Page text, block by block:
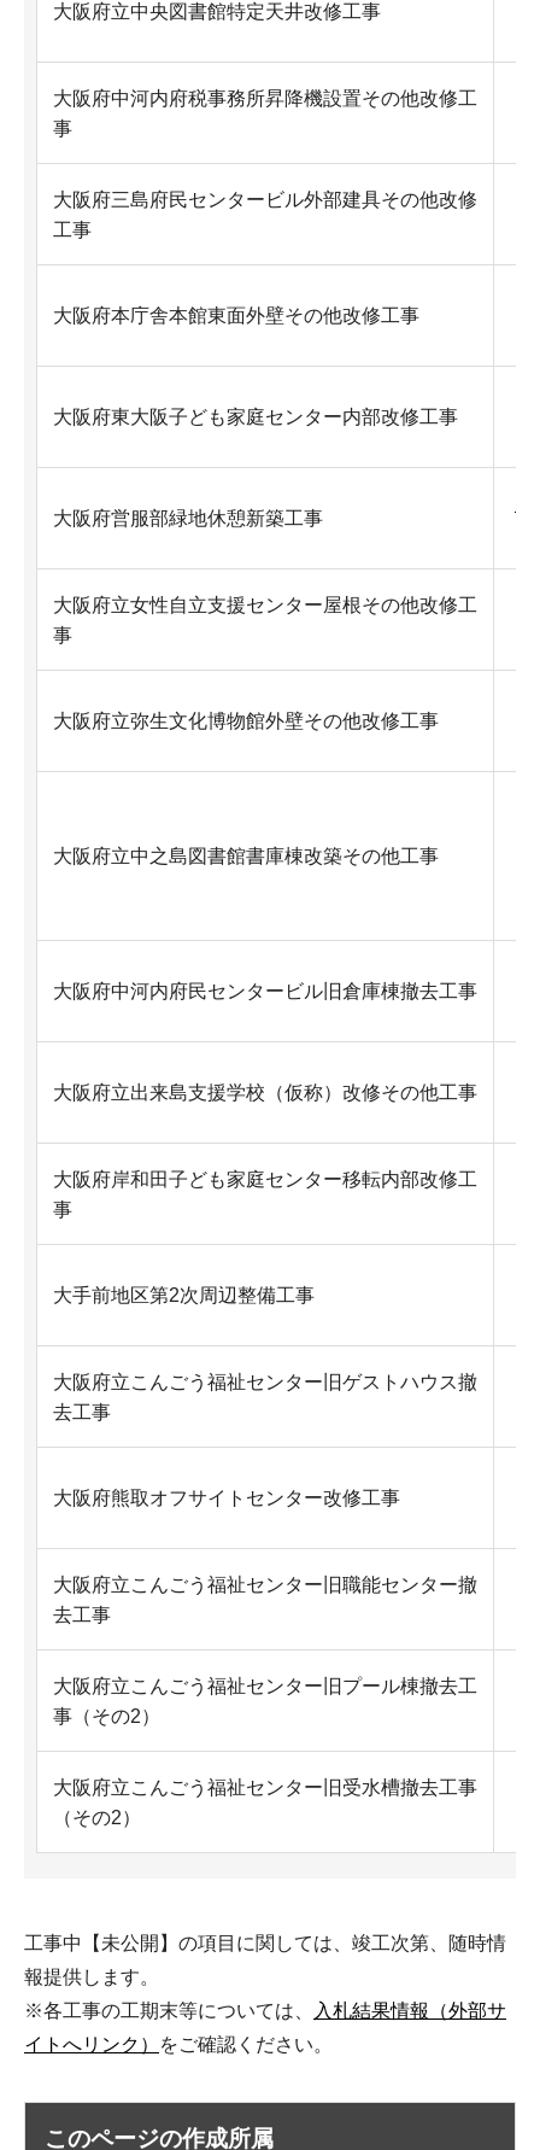
大阪府立中央図書館特定天井改修工事
大阪府中河内府税事務所昇降機設置その他改修工
事
大阪府三島府民センタービル外部建具その他改修
工事
大阪府本庁舎本館東面外壁その他改修工事
大阪府東大阪子ども家庭センター内部改修工事
大阪府営服部緑地休憩新築工事
大阪府立女性自立支援センター屋根その他改修工
事
大阪府立弥生文化博物館外壁その他改修工事
大阪府立中之島図書館書庫棟改築その他工事
大阪府中河内府民センタービル旧倉庫棟撤去工事
大阪府立出来島支援学校（仮称）改修その他工事
大阪府岸和田子ども家庭センター移転内部改修工
事
大手前地区第2次周辺整備工事
大阪府立こんごう福祉センター旧ゲストハウス撤
去工事
大阪府熊取オフサイトセンター改修工事
大阪府立こんごう福祉センター旧職能センター撤
去工事
大阪府立こんごう福祉センター旧プール棟撤去工
事（その2）
大阪府立こんごう福祉センター旧受水槽撤去工事
（その2）
工事中【未公開】の項目に関しては、竣工次第、随時情
報提供します。
※各工事の工期末等については、
入札結果情報（外部サ
イトへリンク）
をご確認ください。
このページの作成所属